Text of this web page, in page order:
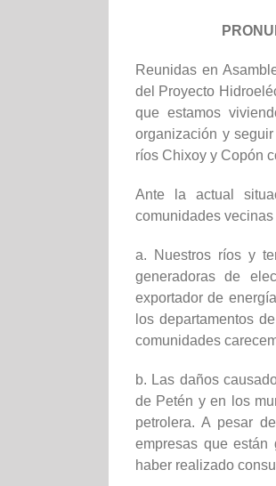
Reunidas en
del Proyecto
que estamos
organización y
ríos Chixoy y Copón
Ante la actual
comunidades
a. Nuestros ríos y
generadoras de
exportador de
los departamentos
comunidades
b. Las daños
de Petén y en los
petrolera. A pesar
empresas que están
haber realizado